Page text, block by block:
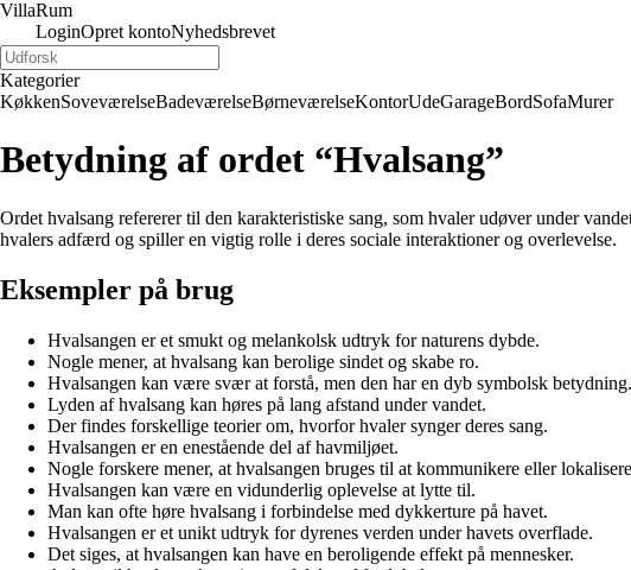
VillaRum
LoginOpret kontoNyhedsbrevet
Kategorier
KøkkenSoveværelseBadeværelseBørneværelseKontorUdeGarageBordSofaMurer
Betydning af ordet “Hvalsang”
Ordet hvalsang refererer til den karakteristiske sang, som hvaler udøver under
hvalers adfærd og spiller en vigtig rolle i deres sociale interaktioner og overlevelse.
Eksempler på brug
Hvalsangen er et smukt og melankolsk udtryk for naturens dybde.
Nogle mener, at hvalsang kan berolige sindet og skabe ro.
Hvalsangen kan være svær at forstå, men den har en dyb symbolsk betydning.
Lyden af hvalsang kan høres på lang afstand under vandet.
Der findes forskellige teorier om, hvorfor hvaler synger deres sang.
Hvalsangen er en enestående del af havmiljøet.
Nogle forskere mener, at hvalsangen bruges til at kommunikere eller
Hvalsangen kan være en vidunderlig oplevelse at lytte til.
Man kan ofte høre hvalsang i forbindelse med dykkerture på havet.
Hvalsangen er et unikt udtryk for dyrenes verden under havets overflade.
Det siges, at hvalsangen kan have en beroligende effekt på mennesker.